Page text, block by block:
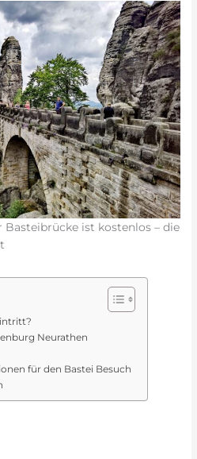
ist kostenlos – die
Neurathen
für den Bastei Besuch